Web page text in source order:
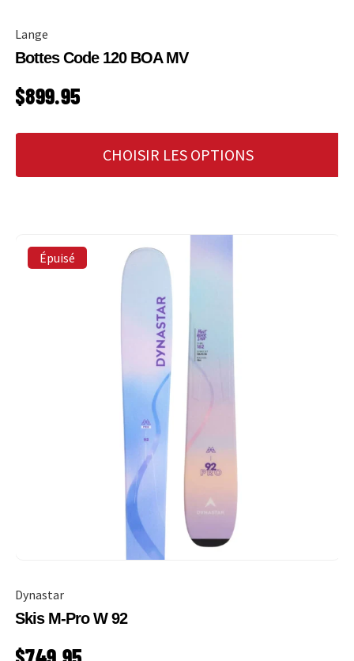
Lange
Bottes Code 120 BOA MV
PRIX HABITUEL
$899.95
CHOISIR LES OPTIONS
Épuisé
Dynastar
Skis M-Pro W 92
PRIX HABITUEL